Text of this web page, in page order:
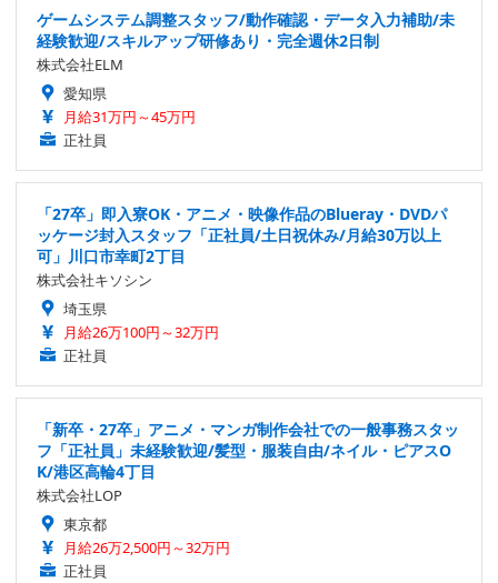
ゲームシステム調整スタッフ/動作確認・データ入力補助/未
経験歓迎/スキルアップ研修あり・完全週休2日制
株式会社ELM
愛知県
月給31万円～45万円
正社員
「27卒」即入寮OK・アニメ・映像作品のBlueray・DVDパ
ッケージ封入スタッフ「正社員/土日祝休み/月給30万以上
可」川口市幸町2丁目
株式会社キソシン
埼玉県
月給26万100円～32万円
正社員
「新卒・27卒」アニメ・マンガ制作会社での一般事務スタッ
フ「正社員」未経験歓迎/髪型・服装自由/ネイル・ピアスO
K/港区高輪4丁目
株式会社LOP
東京都
月給26万2,500円～32万円
正社員